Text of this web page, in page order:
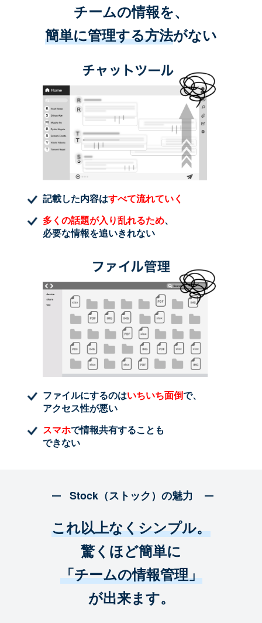
チームの情報を、
簡単に管理する方法がない
記載した内容はすべて流れていく
多くの話題が入り乱れるため、
必要な情報を追いきれない
ファイルにするのはいちいち面倒で、
アクセス性が悪い
スマホで情報共有することも
できない
Stock（ストック）の魅力
これ以上なくシンプル。
驚くほど簡単に
「チームの情報管理」
が出来ます。